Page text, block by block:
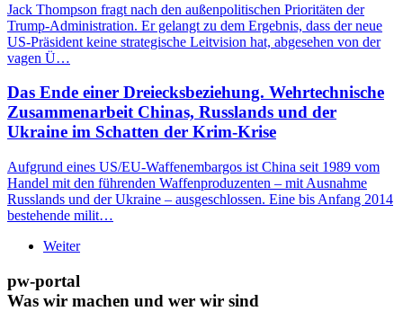
Jack Thompson fragt nach den außenpolitischen Prioritäten der
Trump-Administration. Er gelangt zu dem Ergebnis, dass der neue
US-Präsident keine strategische Leitvision hat, abgesehen von der
vagen Ü…
Das Ende einer Dreiecksbeziehung. Wehrtechnische
Zusammenarbeit Chinas, Russlands und der
Ukraine im Schatten der Krim-Krise
Aufgrund eines US/EU-Waffenembargos ist China seit 1989 vom
Handel mit den führenden Waffenproduzenten – mit Ausnahme
Russlands und der Ukraine – ausgeschlossen. Eine bis Anfang 2014
bestehende milit…
Weiter
pw-portal
Was wir machen und wer wir sind